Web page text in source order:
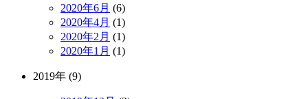
2020年6月 (6)
2020年4月 (1)
2020年2月 (1)
2020年1月 (1)
2019年 (9)